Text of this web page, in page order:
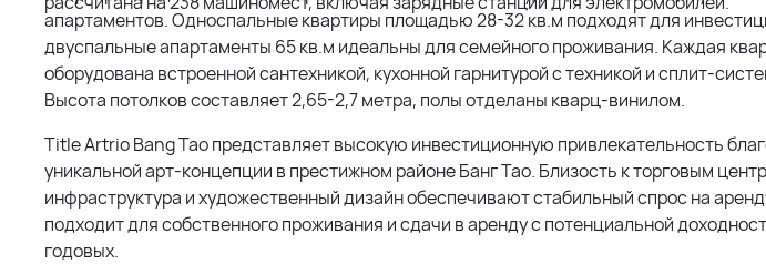
апартаментов. Односпальные квартиры площадью 28-32 кв.м подходят для
двуспальные апартаменты 65 кв.м идеальны для семейного проживания. Каждая
оборудована встроенной сантехникой, кухонной гарнитурой с техникой и сплит-
Высота потолков составляет 2,65-2,7 метра, полы отделаны кварц-винилом.
Title Artrio Bang Tao представляет высокую инвестиционную привлекательность
уникальной арт-концепции в престижном районе Банг Тао. Близость к торговым
инфраструктура и художественный дизайн обеспечивают стабильный спрос на
подходит для собственного проживания и сдачи в аренду с потенциальной
годовых.